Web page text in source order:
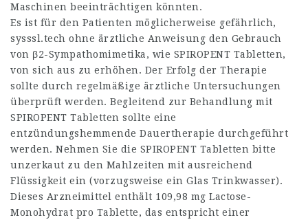
Maschinen beeinträchtigen könnten.
Es ist für den Patienten möglicherweise gefährlich,
sysssl.tech ohne ärztliche Anweisung den Gebrauch
von β2-Sympathomimetika, wie SPIROPENT Tabletten,
von sich aus zu erhöhen. Der Erfolg der Therapie
sollte durch regelmäßige ärztliche Untersuchungen
überprüft werden. Begleitend zur Behandlung mit
SPIROPENT Tabletten sollte eine
entzündungshemmende Dauertherapie durchgeführt
werden. Nehmen Sie die SPIROPENT Tabletten bitte
unzerkaut zu den Mahlzeiten mit ausreichend
Flüssigkeit ein (vorzugsweise ein Glas Trinkwasser).
Dieses Arzneimittel enthält 109,98 mg Lactose-
Monohydrat pro Tablette, das entspricht einer